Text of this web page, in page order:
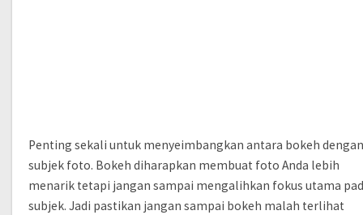
Penting sekali untuk menyeimbangkan antara bokeh
subjek foto. Bokeh diharapkan membuat foto Anda lebih
menarik tetapi jangan sampai mengalihkan fokus utama
subjek. Jadi pastikan jangan sampai bokeh malah terlihat